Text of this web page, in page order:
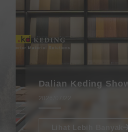
Dalian Keding
2026/07/22
Lihat Lebih Banyak